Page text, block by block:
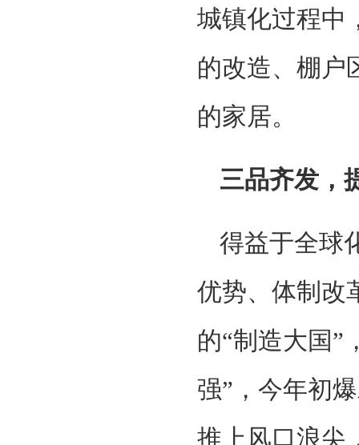
城镇化过程中
的改造、棚户
的家居。
三品齐发，
得益于全球
优势、体制改
的“制造大国”
强”，今年初
推上风口浪尖